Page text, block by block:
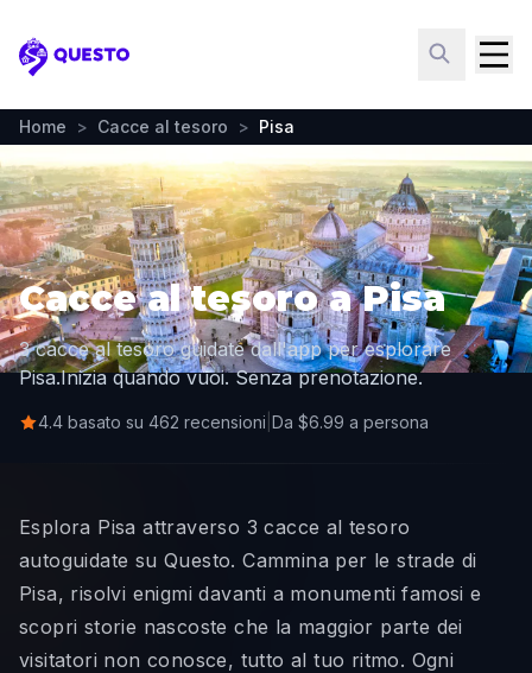
Questo
Home > Cacce al tesoro > Pisa
Cacce al tesoro a Pisa
3 cacce al tesoro guidate dall'app per esplorare
Pisa.Inizia quando vuoi. Senza prenotazione.
4.4 basato su 462 recensioni Da $6.99 a persona
Esplora Pisa attraverso 3 cacce al tesoro
autoguidate su Questo. Cammina per le strade di
Pisa, risolvi enigmi davanti a monumenti famosi e
scopri storie nascoste che la maggior parte dei
visitatori non conosce, tutto al tuo ritmo. Ogni